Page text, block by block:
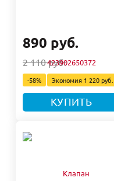
890 руб.
2 110 руб.
-58% Экономия 1 220 руб.
КУПИТЬ